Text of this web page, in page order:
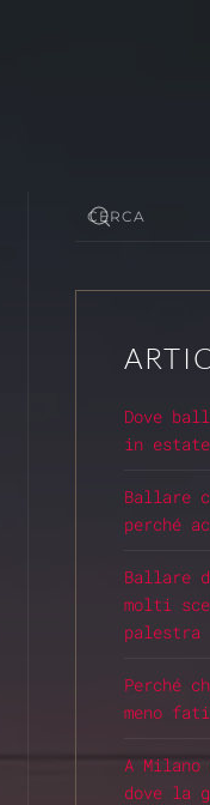
Dove
in estate
Ballare
perché
Ballare
molti
palestra
Perché
meno
A
dove la